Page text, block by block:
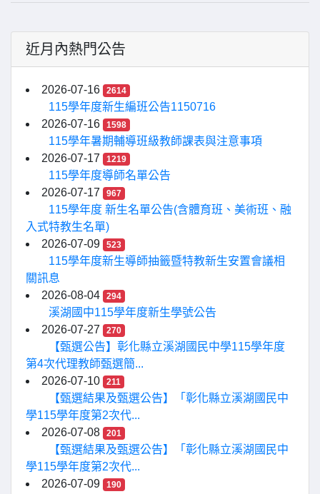
近月內熱門公告
2026-07-16 2614
115學年度新生編班公告1150716
2026-07-16
1598
115學年暑期輔導班級教師課表與注意事項
2026-07-17
1219
115學年度導師名單公告
2026-07-17
967
115學年度 新生名單公告(含體育班、美術班、融
入式特教生名單)
2026-07-09
523
115學年度新生導師抽籤暨特教新生安置會議相
關訊息
2026-08-04
294
溪湖國中115學年度新生學號公告
2026-07-27
270
【甄選公告】彰化縣立溪湖國民中學115學年度
第4次代理教師甄選簡...
2026-07-10
211
【甄選結果及甄選公告】「彰化縣立溪湖國民中
學115學年度第2次代...
2026-07-08
201
【甄選結果及甄選公告】「彰化縣立溪湖國民中
學115學年度第2次代...
2026-07-09
190